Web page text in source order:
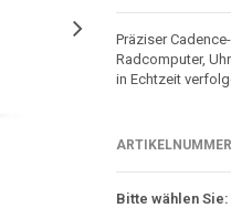
Präziser
Radcomputer,
in Echtzeit
ARTIKELNUMMER
Bitte wählen Sie: